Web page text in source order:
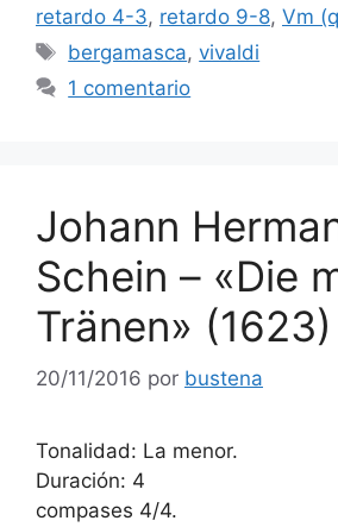
retardo 4-3, retardo 9-8, Vm
Etiquetas
bergamasca,vivaldi
1 comentario
Johann
Schein – «Die
Tränen» (1623)
20/11/2016 por bustena
Tonalidad: La menor.
Duración: 4
compases 4/4.